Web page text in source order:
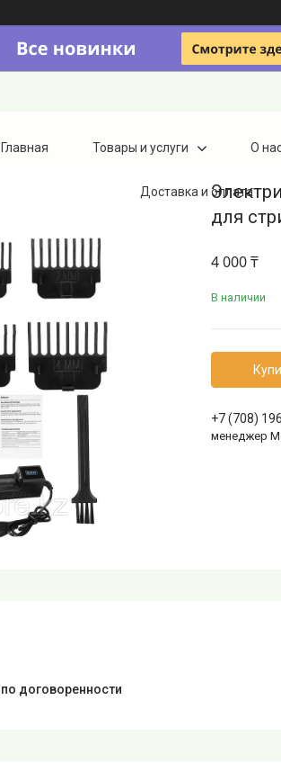
Главная Товары и услуги О
Доставка и оплата
для
4 000 ₸
В наличии
+7 (708)
менеджер
по договоренности